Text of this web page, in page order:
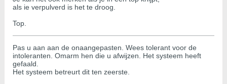
als ie verpulverd is het te droog.
Top.
Pas u aan aan de onaangepasten. Wees tolerant voor de
intoleranten. Omarm hen die u afwijzen. Het systeem heeft
gefaald.
Het systeem betreurt dit ten zeerste.